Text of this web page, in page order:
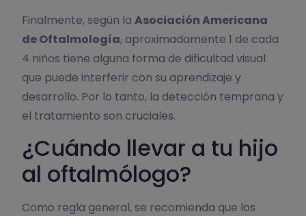
Finalmente, según la Asociación Americana
de Oftalmología, aproximadamente 1 de cada
4 niños tiene alguna forma de dificultad visual
que puede interferir con su aprendizaje y
desarrollo. Por lo tanto, la detección temprana y
el tratamiento son cruciales.
¿Cuándo llevar a tu hijo
al oftalmólogo?
Como regla general, se recomienda que los